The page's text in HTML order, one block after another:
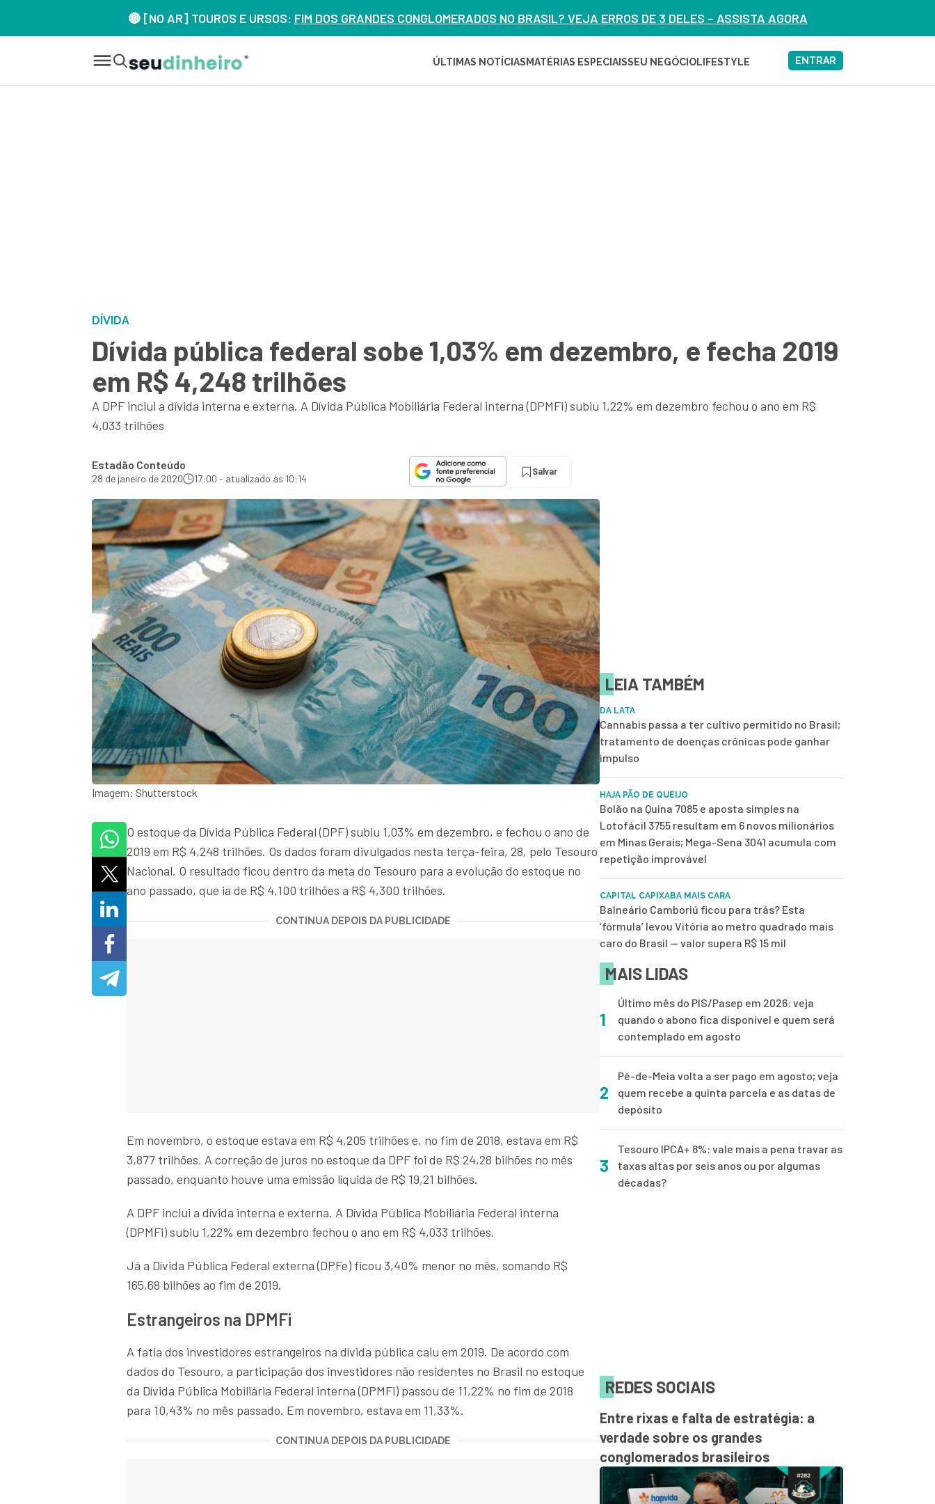
🔴 [NO AR] TOUROS E URSOS: FIM DOS GRANDES CONGLOMERADOS NO BRASIL? VEJA ERROS DE 3 DELES – ASSISTA AGORA
ÚLTIMAS NOTÍCIAS MATÉRIAS ESPECIAISSEU NEGÓCIOLIFESTYLE ENTRAR
DÍVIDA
Dívida pública federal sobe 1,03% em dezembro, e fecha 2019
em R$ 4,248 trilhões
A DPF inclui a dívida interna e externa. A Dívida Pública Mobiliária Federal interna (DPMFi) subiu 1,22% em dezembro fechou o ano em R$
4,033 trilhões
Estadão Conteúdo
28 de janeiro de 2020 17:00 - atualizado às 10:14
Salvar
Imagem: Shutterstock
O estoque da Dívida Pública Federal (DPF) subiu 1,03% em dezembro, e fechou o ano de
2019 em R$ 4,248 trilhões. Os dados foram divulgados nesta terça-feira, 28, pelo Tesouro
Nacional. O resultado ficou dentro da meta do Tesouro para a evolução do estoque no
ano passado, que ia de R$ 4,100 trilhões a R$ 4,300 trilhões.
CONTINUA DEPOIS DA PUBLICIDADE
Em novembro, o estoque estava em R$ 4,205 trilhões e, no fim de 2018, estava em R$
3,877 trilhões. A correção de juros no estoque da DPF foi de R$ 24,28 bilhões no mês
passado, enquanto houve uma emissão líquida de R$ 19,21 bilhões.
A DPF inclui a dívida interna e externa. A Dívida Pública Mobiliária Federal interna
(DPMFi) subiu 1,22% em dezembro fechou o ano em R$ 4,033 trilhões.
Já a Dívida Pública Federal externa (DPFe) ficou 3,40% menor no mês, somando R$
165,68 bilhões ao fim de 2019.
Estrangeiros na DPMFi
A fatia dos investidores estrangeiros na dívida pública caiu em 2019. De acordo com
dados do Tesouro, a participação dos investidores não residentes no Brasil no estoque
da Dívida Pública Mobiliária Federal interna (DPMFi) passou de 11,22% no fim de 2018
para 10,43% no mês passado. Em novembro, estava em 11,33%.
CONTINUA DEPOIS DA PUBLICIDADE
LEIA TAMBÉM
DA LATA
Cannabis passa a ter cultivo permitido no Brasil;
tratamento de doenças crônicas pode ganhar
impulso
HAJA PÃO DE QUEIJO
Bolão na Quina 7085 e aposta simples na
Lotofácil 3755 resultam em 6 novos milionários
em Minas Gerais; Mega-Sena 3041 acumula com
repetição improvável
CAPITAL CAPIXABA MAIS CARA
Balneário Camboriú ficou para trás? Esta
‘fórmula’ levou Vitória ao metro quadrado mais
caro do Brasil — valor supera R$ 15 mil
MAIS LIDAS
1
Último mês do PIS/Pasep em 2026: veja
quando o abono fica disponível e quem será
contemplado em agosto
2
Pé-de-Meia volta a ser pago em agosto; veja
quem recebe a quinta parcela e as datas de
depósito
3
Tesouro IPCA+ 8%: vale mais a pena travar as
taxas altas por seis anos ou por algumas
décadas?
REDES SOCIAIS
Entre rixas e falta de estratégia: a
verdade sobre os grandes
conglomerados brasileiros